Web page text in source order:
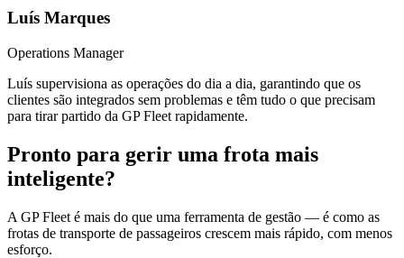
Luís Marques
Operations Manager
Luís supervisiona as operações do dia a dia, garantindo que os
clientes são integrados sem problemas e têm tudo o que precisam
para tirar partido da GP Fleet rapidamente.
Pronto para gerir uma frota mais
inteligente?
A GP Fleet é mais do que uma ferramenta de gestão — é como as
frotas de transporte de passageiros crescem mais rápido, com menos
esforço.